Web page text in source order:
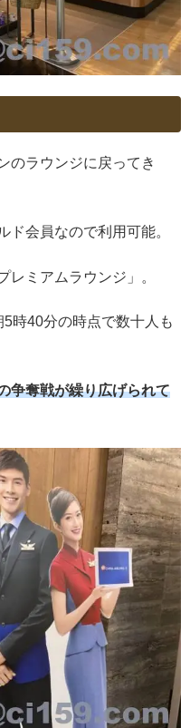
のラウンジに戻ってき
ド会員なので利用可能。
レミアムラウンジ」。
時40分の時点で数十人も
争奪戦が繰り広げられて